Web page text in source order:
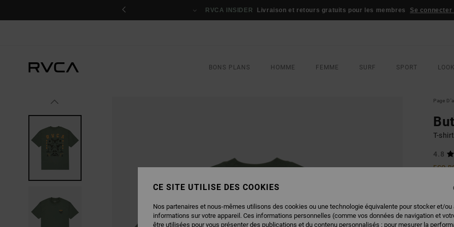
JEU CONCOURS Gagnez votre tenue de sport RVCA Participez
BONS PLANS HOMME FEMME SURF SPORT
Page
T-
4.8
ECO-
BONS
CE SITE UTILISE DES COOKIES
Nos partenaires et nous-mêmes utilisons des cookies ou une technologie équivalente pour stocker et/ou
informations sur votre appareil. Ces informations personnelles (comme vos données de navigation et
être utilisées pour vous présenter des publications et du contenu personnalisés ; pour mesurer la